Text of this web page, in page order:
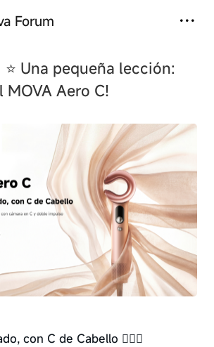
Forum
⭐ Una pequeña lección:
MOVA Aero C!
con C de Cabello 💇‍♀️✨